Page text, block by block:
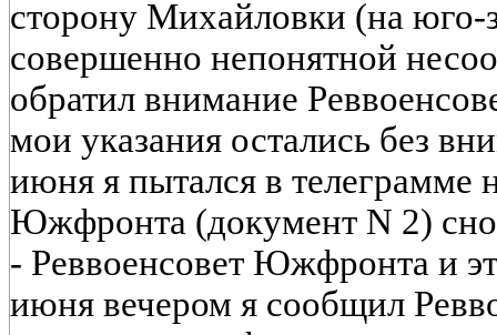
сторону Михайловки (на юго-
совершенно непонятной
обратил внимание
мои указания остались без
июня я пытался в телеграмме
Южфронта (документ N 2)
- Реввоенсовет Южфронта и
июня вечером я сообщил